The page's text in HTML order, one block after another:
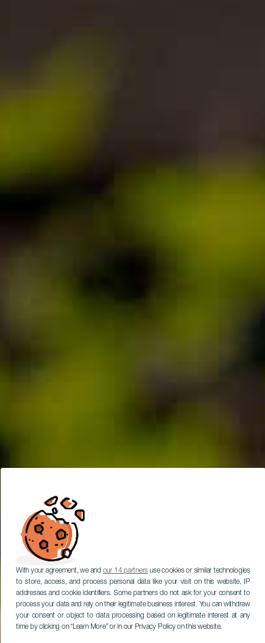
With your agreement, we and our 14 partners use cookies or similar technologies
to store, access, and process personal data like your visit on this website, IP
addresses and cookie identifiers. Some partners do not ask for your consent to
process your data and rely on their legitimate business interest. You can withdraw
your consent or object to data processing based on legitimate interest at any
time by clicking on “Learn More” or in our Privacy Policy on this website.